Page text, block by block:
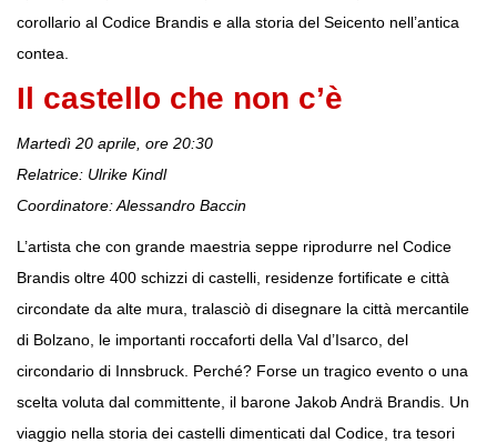
corollario al Codice Brandis e alla storia del Seicento nell’antica
contea.
Il castello che non c’è
Martedì 20 aprile, ore 20:30
Relatrice: Ulrike Kindl
Coordinatore: Alessandro Baccin
L’artista che con grande maestria seppe riprodurre nel Codice
Brandis oltre 400 schizzi di castelli, residenze fortificate e città
circondate da alte mura, tralasciò di disegnare la città mercantile
di Bolzano, le importanti roccaforti della Val d’Isarco, del
circondario di Innsbruck. Perché? Forse un tragico evento o una
scelta voluta dal committente, il barone Jakob Andrä Brandis. Un
viaggio nella storia dei castelli dimenticati dal Codice, tra tesori